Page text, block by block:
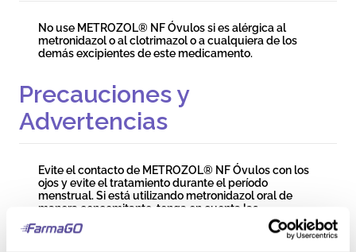
No use METROZOL® NF Óvulos si es alérgica al
metronidazol o al clotrimazol o a cualquiera de los
demás excipientes de este medicamento.
Precauciones y
Advertencias
Evite el contacto de METROZOL® NF Óvulos con los
ojos y evite el tratamiento durante el período
menstrual. Si está utilizando metronidazol oral de
manera concomitante, tenga en cuenta las
contraindicaciones, efectos secundarios y
advertencias mencionadas en el inserto del